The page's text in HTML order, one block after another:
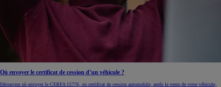
Où envoyer le certificat de cession d’un véhicule ?
Découvrez où envoyer le CERFA 15776, ou certificat de cession automobile, après la vente de votre véhicule,